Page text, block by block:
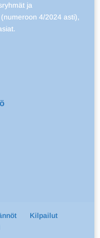
ja
4/2024 asti),
Kilpailut